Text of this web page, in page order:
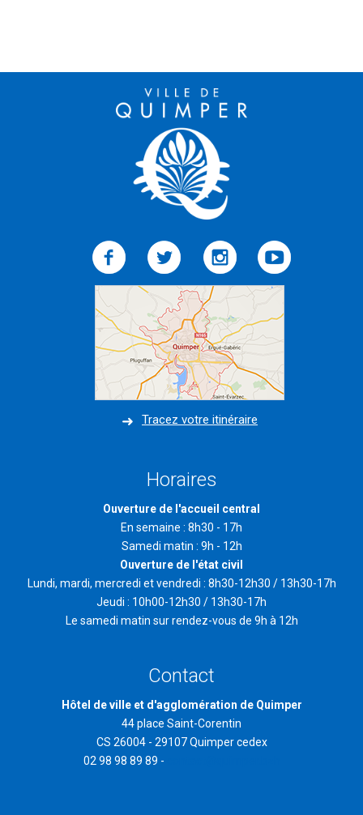
Tracez votre itinéraire
Horaires
Ouverture de l'accueil central
En semaine : 8h30 - 17h
Samedi matin : 9h - 12h
Ouverture de l'état civil
Lundi, mardi, mercredi et vendredi : 8h30-12h30 / 13h30-17h
Jeudi : 10h00-12h30 / 13h30-17h
Le samedi matin sur rendez-vous de 9h à 12h
Contact
Hôtel de ville et d'agglomération de Quimper
44 place Saint-Corentin
CS 26004 - 29107 Quimper cedex
02 98 98 89 89 -